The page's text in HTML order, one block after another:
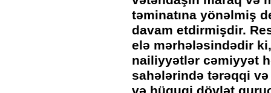
təminatına yönəlmiş
davam etdirmişdir.
elə mərhələsindədir
nailiyyətlər cəmiyyət
sahələrində tərəqqi